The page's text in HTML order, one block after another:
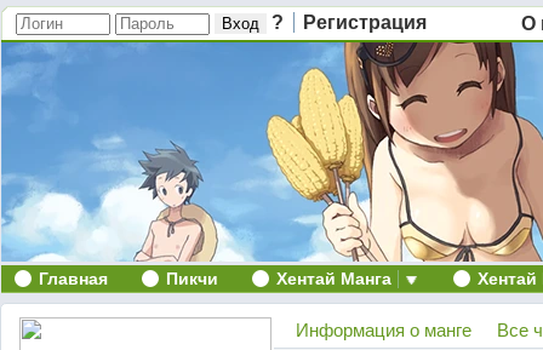
? Регистрация О
Главная Пикчи Хентай Манга
Информация о манге
Все